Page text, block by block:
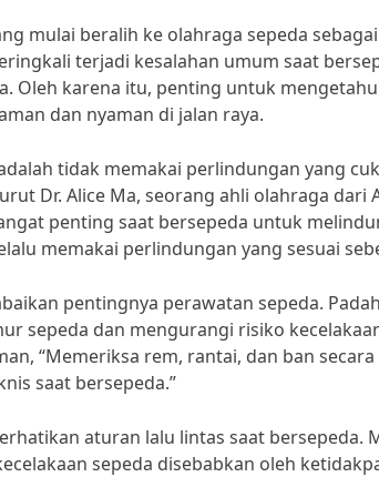
mulai beralih ke olahraga sepeda
terjadi kesalahan umum saat
Oleh karena itu, penting untuk
dan nyaman di jalan raya.
tidak memakai perlindungan yang
Dr. Alice Ma, seorang ahli olahraga dari
penting saat bersepeda untuk
memakai perlindungan yang sesuai
pentingnya perawatan sepeda.
sepeda dan mengurangi risiko
“Memeriksa rem, rantai, dan ban
saat bersepeda.”
aturan lalu lintas saat bersepeda.
sepeda disebabkan oleh